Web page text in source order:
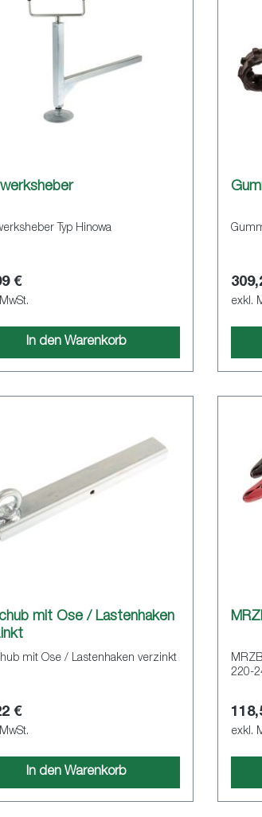
Typ Hinowa
€
In den Warenkorb
exkl.
mit Öse / Lastenhaken
mit Öse / Lastenhaken verzinkt
€
In den Warenkorb
220-
exkl.